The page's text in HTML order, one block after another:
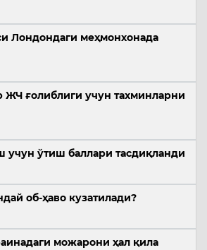
Лондондаги меҳмонхонада
ғолиблиги учун тахминларни
ўтиш баллари тасдиқланди
об-ҳаво кузатилади?
можарони ҳал қила